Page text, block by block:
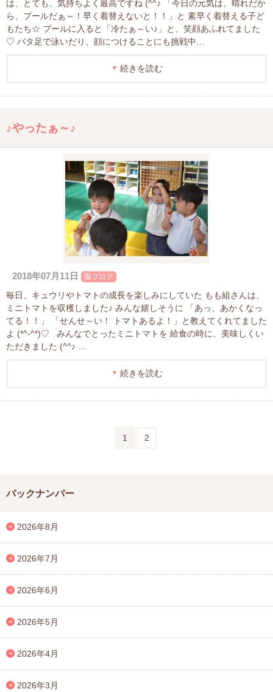
は、とても、気持ちよく最高ですね (^^♪ 「今日の元気は、晴れだか
ら、プールだぁ～！早く着替えないと！！」と 素早く着替える子ど
もたち☆ プールに入ると「冷たぁ～い♪」と、笑顔あふれてました
♡ バタ足で泳いだり、顔につけることにも挑戦中…
続きを読む
♪やったぁ～♪
2018年07月11日 園ブログ
毎日、キュウリやトマトの成長を楽しみにしていた もも組さんは、
ミニトマトを収穫しました♪ みんな嬉しそうに 「あっ、あかくなっ
てる！！」 「せんせ～い！ トマトあるよ！」と教えてくれてました
よ (*^-^*)♡ みんなでとったミニトマトを 給食の時に、美味しくい
ただきました (^^♪ …
続きを読む
1 2
バックナンバー
2026年8月
2026年7月
2026年6月
2026年5月
2026年4月
2026年3月